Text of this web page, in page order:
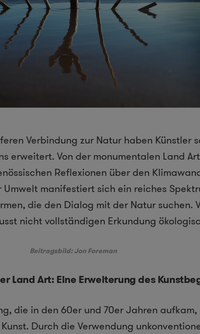
Verbindung zur Natur haben Künstler
erweitert. Von der monumentalen Land
Reflexionen über den
Umwelt manifestiert sich ein reiches
die den Dialog mit der Natur suchen.
nicht vollständigen Erkundung
Beitragsbild: Jon Foreman
Land Art: Eine Erweiterung des
die in den 60er und 70er Jahren
Durch die Verwendung